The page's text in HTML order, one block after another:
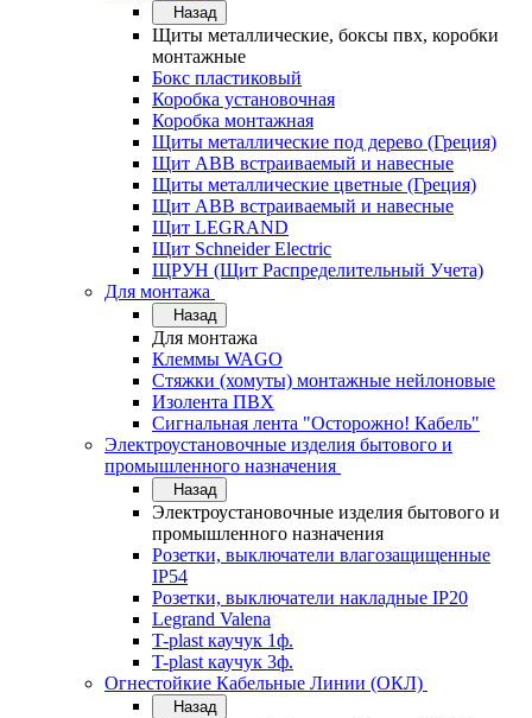
Назад
Щиты металлические, боксы пвх, коробки
монтажные
Бокс пластиковый
Коробка установочная
Коробка монтажная
Щиты металлические под дерево (Греция)
Щит ABB встраиваемый и навесные
Щиты металлические цветные (Греция)
Щит ABB встраиваемый и навесные
Щит LEGRAND
Щит Schneider Electric
ЩРУН (Щит Распределительный Учета)
Для монтажа
Назад
Для монтажа
Клеммы WAGO
Стяжки (хомуты) монтажные нейлоновые
Изолента ПВХ
Сигнальная лента "Осторожно! Кабель"
Электроустановочные изделия бытового и
промышленного назначения
Назад
Электроустановочные изделия бытового и
промышленного назначения
Розетки, выключатели влагозащищенные
IP54
Розетки, выключатели накладные IP20
Legrand Valena
T-plast каучук 1ф.
T-plast каучук 3ф.
Огнестойкие Кабельные Линии (ОКЛ)
Назад